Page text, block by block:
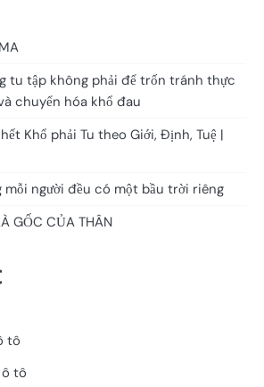
tu tập không phải để trốn tránh thực
chuyển hóa khổ đau
Khổ phải Tu theo Giới, Định, Tuệ |
mỗi người đều có một bầu trời riêng
GỐC CỦA THÂN
tô
tô